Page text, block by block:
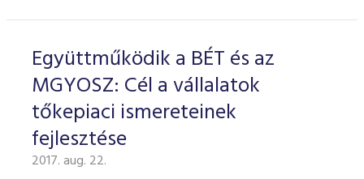
Együttműködik a BÉT és az
MGYOSZ: Cél a vállalatok
tőkepiaci ismereteinek
fejlesztése
2017. aug. 22.